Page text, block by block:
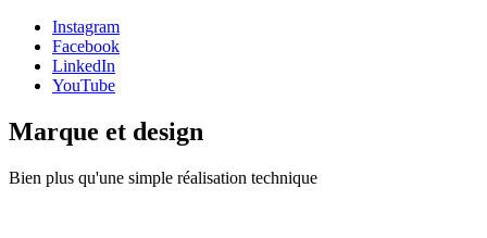
Instagram
Facebook
LinkedIn
YouTube
Marque et design
Bien plus qu'une simple réalisation technique